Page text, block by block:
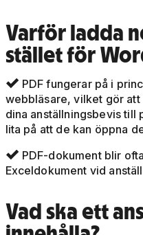
Varför ladda
stället för
 PDF fungerar på i
webbläsare, vilket gör
dina anställningsbevis till
lita på att de kan öppna
 PDF-dokument blir
Exceldokument vid
Vad ska ett